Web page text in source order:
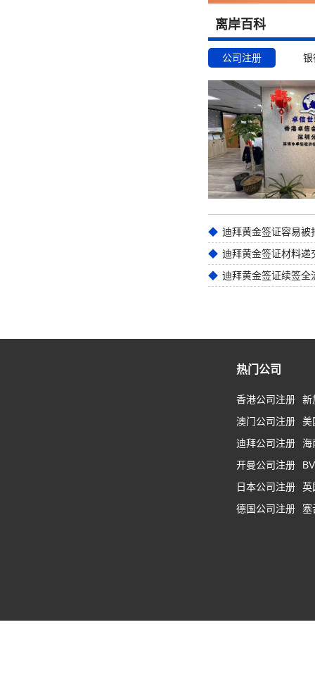
离岸百科
公司注册 银
迪拜黄金签证材料递
迪拜黄金签证续签全
热门公司
香港公司注册
新
澳门公司注册
美
迪拜公司注册
海
开曼公司注册
日本公司注册
英
德国公司注册
塞